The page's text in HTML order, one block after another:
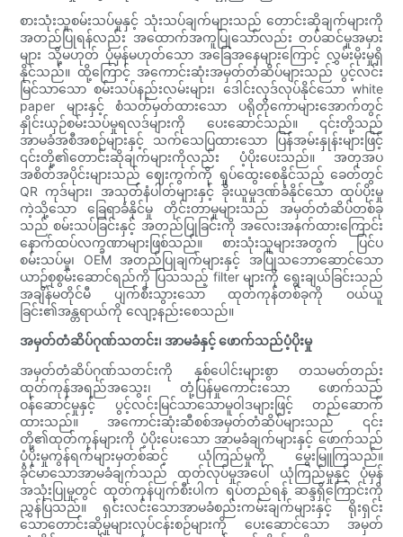
စားသုံးသူစမ်းသပ်မှုနှင့် သုံးသပ်ချက်များသည် တောင်းဆိုချက်များကို
အတည်ပြုရန်လည်း အထောက်အကူပြုသော်လည်း တပ်ဆင်မှုအမှား
များ သို့မဟုတ် ပုံမှန်မဟုတ်သော အခြေအနေများကြောင့် လွှမ်းမိုးမှုရှိ
နိုင်သည်။ ထို့ကြောင့် အကောင်းဆုံးအမှတ်တံဆိပ်များသည် ပွင့်လင်း
မြင်သာသော စမ်းသပ်နည်းလမ်းများ၊ ဒေါင်းလုဒ်လုပ်နိုင်သော white
paper များနှင့် စံသတ်မှတ်ထားသော ပရိုတိုကောများအောက်တွင်
နှိုင်းယှဉ်စမ်းသပ်မှုရလဒ်များကို ပေးဆောင်သည်။ ၎င်းတို့သည်
အာမခံအစီအစဉ်များနှင့် သက်သေပြထားသော ပြန်အမ်းနှုန်းများဖြင့်
၎င်းတို့၏တောင်းဆိုချက်များကိုလည်း ပံ့ပိုးပေးသည်။ အတုအပ
အစိတ်အပိုင်းများသည် ဈေးကွက်ကို ရှုပ်ထွေးစေနိုင်သည့် ခေတ်တွင်
QR ကုဒ်များ၊ အသုတ်နံပါတ်များနှင့် ခိုးယူမှုဒဏ်ခံနိုင်သော ထုပ်ပိုးမှု
ကဲ့သို့သော ခြေရာခံနိုင်မှု တိုင်းတာမှုများသည် အမှတ်တံဆိပ်တစ်ခု
သည် စမ်းသပ်ခြင်းနှင့် အတည်ပြုခြင်းကို အလေးအနက်ထားကြောင်း
နောက်ထပ်လက္ခဏာများဖြစ်သည်။ စားသုံးသူများအတွက် ပြင်ပ
စမ်းသပ်မှု၊ OEM အတည်ပြုချက်များနှင့် အပြုသဘောဆောင်သော
ယာဉ်စုစွမ်းဆောင်ရည်ကို ပြသသည့် filter များကို ရွေးချယ်ခြင်းသည်
အချိန်မတိုင်မီ ပျက်စီးသွားသော ထုတ်ကုန်တစ်ခုကို ဝယ်ယူ
ခြင်း၏အန္တရာယ်ကို လျော့နည်းစေသည်။
အမှတ်တံဆိပ်ဂုဏ်သတင်း၊ အာမခံနှင့် ဖောက်သည်ပံ့ပိုးမှု
အမှတ်တံဆိပ်ဂုဏ်သတင်းကို နှစ်ပေါင်းများစွာ တသမတ်တည်း
ထုတ်ကုန်အရည်အသွေး၊ တုံ့ပြန်မှုကောင်းသော ဖောက်သည်
ဝန်ဆောင်မှုနှင့် ပွင့်လင်းမြင်သာသောမူဝါဒများဖြင့် တည်ဆောက်
ထားသည်။ အကောင်းဆုံးဆီစစ်အမှတ်တံဆိပ်များသည် ၎င်း
တို့၏ထုတ်ကုန်များကို ပံ့ပိုးပေးသော အာမခံချက်များနှင့် ဖောက်သည်
ပံ့ပိုးမှုကွန်ရက်များမှတစ်ဆင့် ယုံကြည်မှုကို မွေးမြူကြသည်။
ခိုင်မာသောအာမခံချက်သည် ထုတ်လုပ်မှုအပေါ် ယုံကြည်မှုနှင့် ပုံမှန်
အသုံးပြုမှုတွင် ထုတ်ကုန်ပျက်စီးပါက ရပ်တည်ရန် ဆန္ဒရှိကြောင်းကို
ညွှန်ပြသည်။ ရှင်းလင်းသောအာမခံစည်းကမ်းချက်များနှင့် ရိုးရှင်း
သောတောင်းဆိုမှုများလုပ်ငန်းစဉ်များကို ပေးဆောင်သော အမှတ်